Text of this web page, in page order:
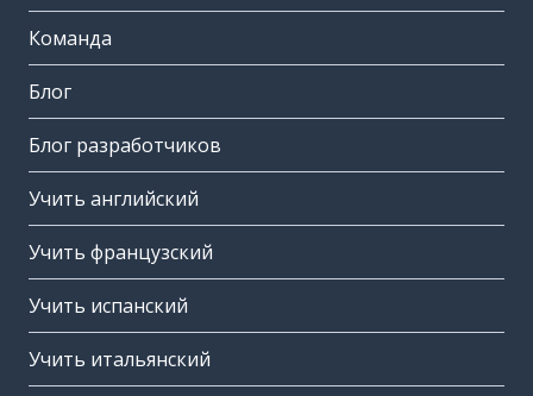
Команда
Блог
Блог разработчиков
Учить английский
Учить французский
Учить испанский
Учить итальянский